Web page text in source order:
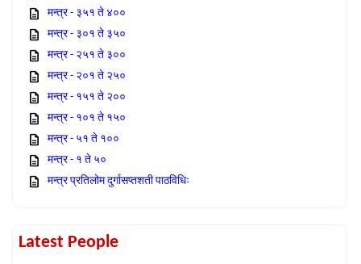
मन्त्र - ३५१ ते ४००
मन्त्र - ३०१ ते ३५०
मन्त्र - २५१ ते ३००
मन्त्र - २०१ ते २५०
मन्त्र - १५१ ते २००
मन्त्र - १०१ ते १५०
मन्त्र - ५१ ते १००
मन्त्र - १ ते ५०
मन्त्र प्रतिलोम दुर्गासप्तशती पाठविधिः
Latest People